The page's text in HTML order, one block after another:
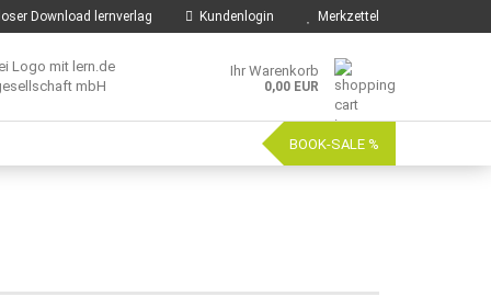
Download lernverlag Kundenlogin Merkzettel
Ihr Warenkorb
0,00 EUR
BOOK-SALE %